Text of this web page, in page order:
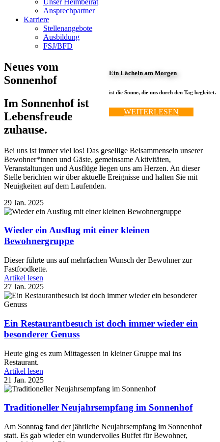
Unser Heimbeirat
Ansprechpartner
Karriere
Stellenangebote
Ausbildung
FSJ/BFD
Ein Lächeln am Morgen
ist die Sonne, die uns durch den Tag begleitet.
WEITERLESEN
Neues vom
Sonnenhof
Im Sonnenhof ist
Lebensfreude
zuhause.
Bei uns ist immer viel los! Das gesellige Beisammensein unserer
Bewohner*innen und Gäste, gemeinsame Aktivitäten,
Veranstaltungen und Ausflüge liegen uns am Herzen. An dieser
Stelle berichten wir über aktuelle Ereignisse und halten Sie mit
Neuigkeiten auf dem Laufenden.
29 Jan. 2025
Wieder ein Ausflug mit einer kleinen
Bewohnergruppe
Dieser führte uns auf mehrfachen Wunsch der Bewohner zur
Fastfoodkette.
Artikel lesen
27 Jan. 2025
Ein Restaurantbesuch ist doch immer wieder ein
besonderer Genuss
Heute ging es zum Mittagessen in kleiner Gruppe mal ins
Restaurant.
Artikel lesen
21 Jan. 2025
Traditioneller Neujahrsempfang im Sonnenhof
Am Sonntag fand der jährliche Neujahrsempfang im Sonnenhof
statt. Es gab wieder ein wundervolles Buffet für Bewohner,